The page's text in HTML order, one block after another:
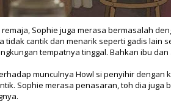
Sophie juga merasa bermasalah
tidak cantik dan menarik seperti gadis lain
tempatnya tinggal. Bahkan ibu
munculnya Howl si penyihir dengan
Sophie merasa penasaran, toh dia juga